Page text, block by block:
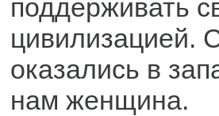
поддерживать
цивилизацией.
оказались в
нам женщина.